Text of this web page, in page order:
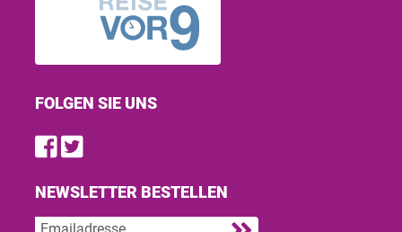
FOLGEN SIE UNS
Find us on Facebook
Follow us on Twitter
NEWSLETTER BESTELLEN